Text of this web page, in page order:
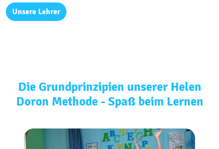
Unsere Lehrer
Die Grundprinzipien unserer Helen
Doron Methode - Spaß beim Lernen